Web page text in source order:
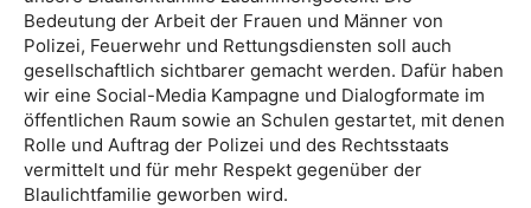
Bedeutung der Arbeit der Frauen und Männer von
Polizei, Feuerwehr und Rettungsdiensten soll auch
gesellschaftlich sichtbarer gemacht werden. Dafür haben
wir eine Social-Media Kampagne und Dialogformate im
öffentlichen Raum sowie an Schulen gestartet, mit denen
Rolle und Auftrag der Polizei und des Rechtsstaats
vermittelt und für mehr Respekt gegenüber der
Blaulichtfamilie geworben wird.